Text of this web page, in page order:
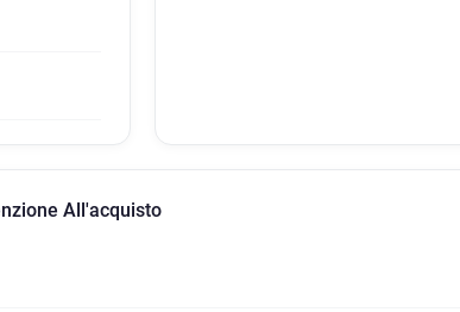
All'acquisto